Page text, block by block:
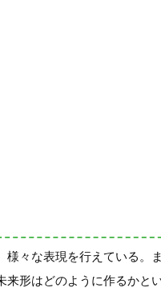
々な表現を行えている。
形はどのように作るかと